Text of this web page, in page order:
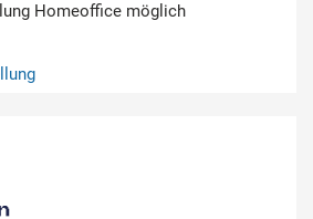
Homeoffice möglich